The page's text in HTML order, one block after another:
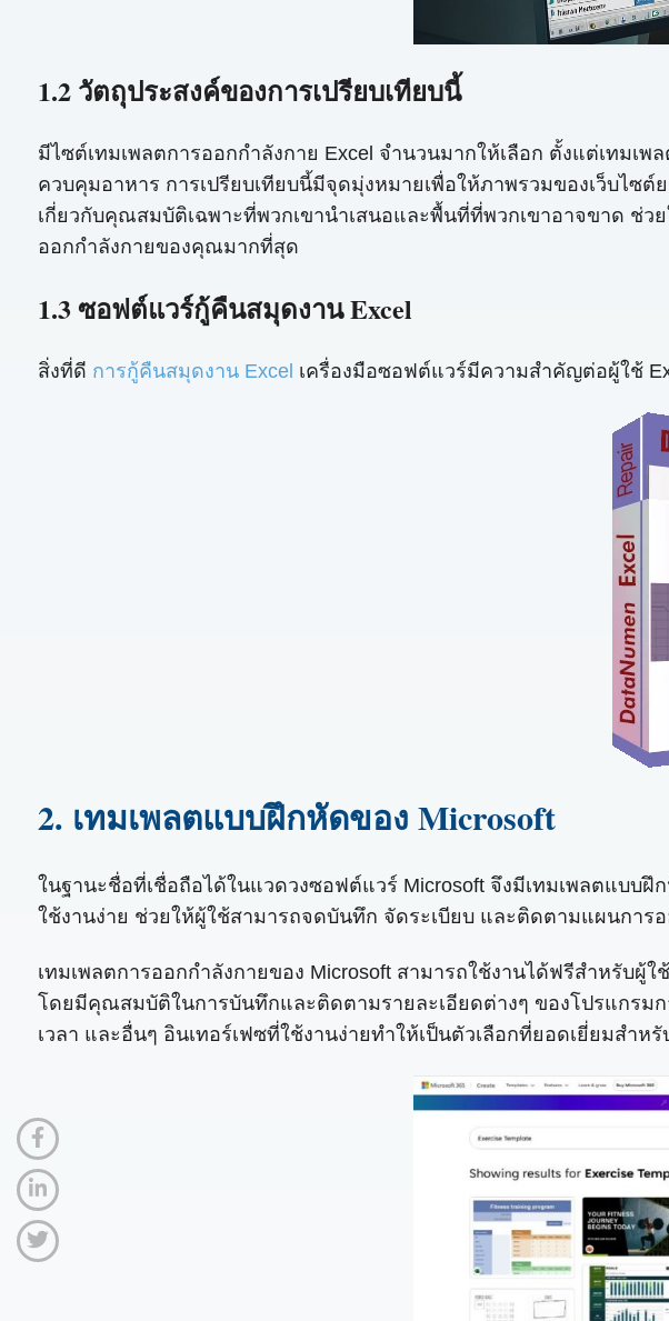
1.2 วัตถุประสงค์ของการเปรียบเทียบนี้
มีไซต์เทมเพลตการออกกำลังกาย Excel จำนวนมากให้เลือก ตั้งแต่เทมเ
ควบคุมอาหาร การเปรียบเทียบนี้มีจุดมุ่งหมายเพื่อให้ภาพรวมของเว็บไซ
เกี่ยวกับคุณสมบัติเฉพาะที่พวกเขานำเสนอและพื้นที่ที่พวกเขาอาจขาด ช่
ออกกำลังกายของคุณมากที่สุด
1.3 ซอฟต์แวร์กู้คืนสมุดงาน Excel
สิ่งที่ดี การกู้คืนสมุดงาน Excel เครื่องมือซอฟต์แวร์มีความสำคัญต่อผู้ใช้
2. เทมเพลตแบบฝึกหัดของ Microsoft
ในฐานะชื่อที่เชื่อถือได้ในแวดวงซอฟต์แวร์ Microsoft จึงมีเทมเพลตแบบ
ใช้งานง่าย ช่วยให้ผู้ใช้สามารถจดบันทึก จัดระเบียบ และติดตามแผนกา
เทมเพลตการออกกำลังกายของ Microsoft สามารถใช้งานได้ฟรีสำหรับผู้
โดยมีคุณสมบัติในการบันทึกและติดตามรายละเอียดต่างๆ ของโปรแกรม
เวลา และอื่นๆ อินเทอร์เฟซที่ใช้งานง่ายทำให้เป็นตัวเลือกที่ยอดเยี่ยมสำห